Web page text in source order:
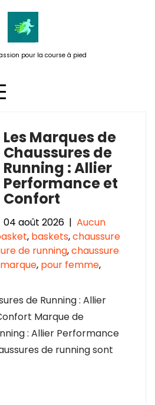
pour la course à pied
marque
Les Marques de
Chaussures de
Running : Allier
Performance et
Confort
04 août 2026 | Aucun
, baskets,chaussure
de running,chaussure
marque, pour femme,
de Running : Allier
Marque de
: Allier Performance
de running sont